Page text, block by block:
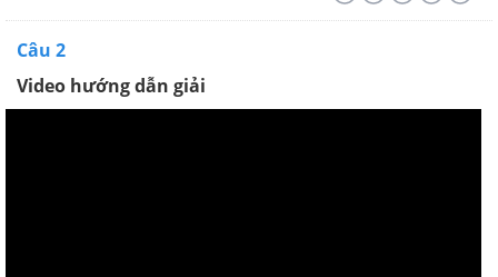
Câu 2
Video hướng dẫn giải